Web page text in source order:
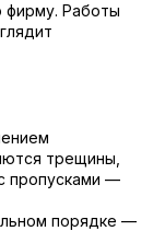
фирму. Работы
трещины,
пропусками —
порядке —